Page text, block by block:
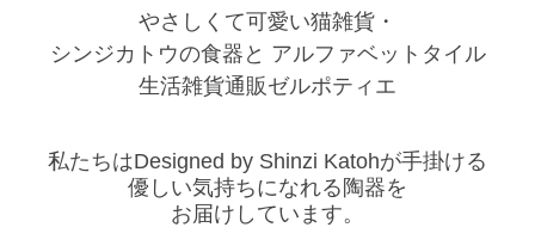
やさしくて可愛い猫雑貨・
シンジカトウの食器と アルファベットタイル
生活雑貨通販ゼルポティエ
私たちはDesigned by Shinzi Katohが手掛ける
優しい気持ちになれる陶器を
お届けしています。